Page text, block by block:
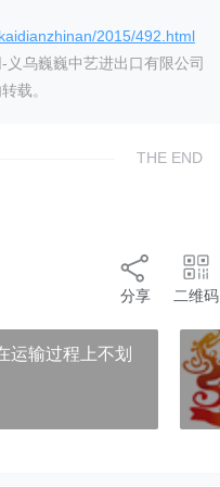
2015/492.html
乌巍巍中艺进出口有限公司
载。
THE END
分享 二维码
运输过程上不划